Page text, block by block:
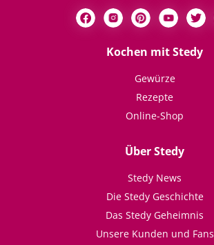
Kochen mit Stedy
Gewürze
Rezepte
Online-Shop
Über Stedy
Stedy News
Die Stedy Geschichte
Das Stedy Geheimnis
Unsere Kunden und Fans